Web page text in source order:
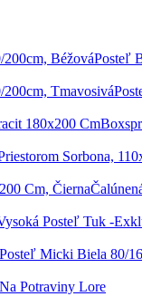
Posteľ
Posteľ Tuk -
Posteľ Micki Biela 80/
Potraviny Lore